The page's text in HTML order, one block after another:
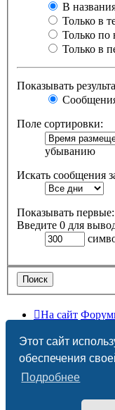
Этот сайт
обеспечения
Подробнее
В
Только в
Только по
Только в
Показывать
Поле сортировки:
убыванию
Искать сообщения
Показывать первые:
Введите 0 для
На сайт
Удалить cookies